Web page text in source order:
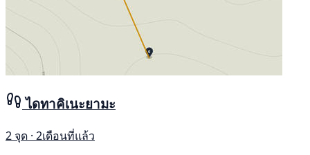
ไดทาคิเนะยามะ
2 จุด · 2เดือนที่แล้ว